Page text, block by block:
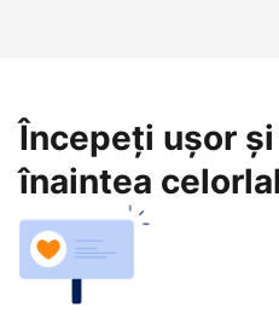
Începeți ușor
înaintea